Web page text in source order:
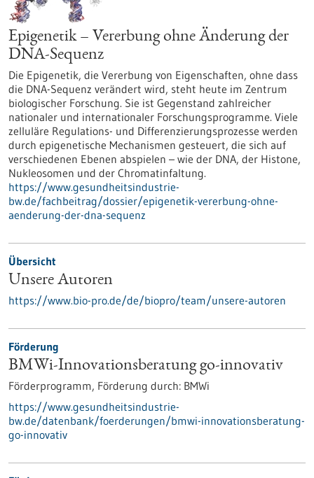
Epigenetik – Vererbung ohne Änderung der
DNA-Sequenz
Die Epigenetik, die Vererbung von Eigenschaften, ohne dass
die DNA-Sequenz verändert wird, steht heute im Zentrum
biologischer Forschung. Sie ist Gegenstand zahlreicher
nationaler und internationaler Forschungsprogramme. Viele
zelluläre Regulations- und Differenzierungsprozesse werden
durch epigenetische Mechanismen gesteuert, die sich auf
verschiedenen Ebenen abspielen – wie der DNA, der Histone,
Nukleosomen und der Chromatinfaltung.
https://www.gesundheitsindustrie-
bw.de/fachbeitrag/dossier/epigenetik-vererbung-ohne-
aenderung-der-dna-sequenz
Übersicht
Unsere Autoren
https://www.bio-pro.de/de/biopro/team/unsere-autoren
Förderung
BMWi-Innovationsberatung go-innovativ
Förderprogramm, Förderung durch: BMWi
https://www.gesundheitsindustrie-
bw.de/datenbank/foerderungen/bmwi-innovationsberatung-
go-innovativ